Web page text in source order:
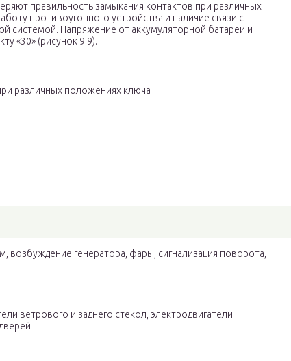
правильность замыкания контактов при различных
противоугонного устройства и наличие связи с
системой. Напряжение от аккумуляторной батареи и
«30» (рисунок 9.9).
различных положениях ключа
возбуждение генератора, фары, сигнализация поворота,
ветрового и заднего стекол, электродвигатели